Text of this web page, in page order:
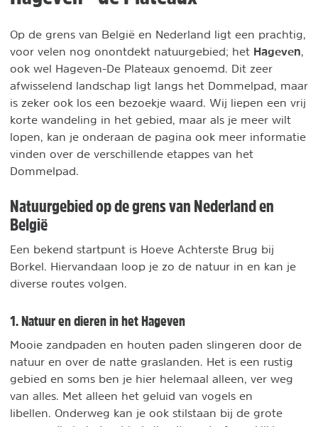
Op de grens van België en Nederland ligt een prachtig,
voor velen nog onontdekt natuurgebied; het Hageven
ook wel Hageven-De Plateaux genoemd. Dit zeer
afwisselend landschap ligt langs het Dommelpad, maar
is zeker ook los een bezoekje waard. Wij liepen een vrij
korte wandeling in het gebied, maar als je meer wilt
lopen, kan je onderaan de pagina ook meer informatie
vinden over de verschillende etappes van het
Dommelpad.
Natuurgebied op de grens van Nederland en
België
Een bekend startpunt is Hoeve Achterste Brug bij
Borkel. Hiervandaan loop je zo de natuur in en kan je
diverse routes volgen.
1. Natuur en dieren in het Hageven
Mooie zandpaden en houten paden slingeren door de
natuur en over de natte graslanden. Het is een rustig
gebied en soms ben je hier helemaal alleen, ver weg
van alles. Met alleen het geluid van vogels en
libellen. Onderweg kan je ook stilstaan bij de grote